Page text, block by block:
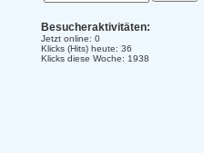
Besucheraktivitäten:
Jetzt online: 0
Klicks (Hits) heute: 36
Klicks diese Woche: 1938